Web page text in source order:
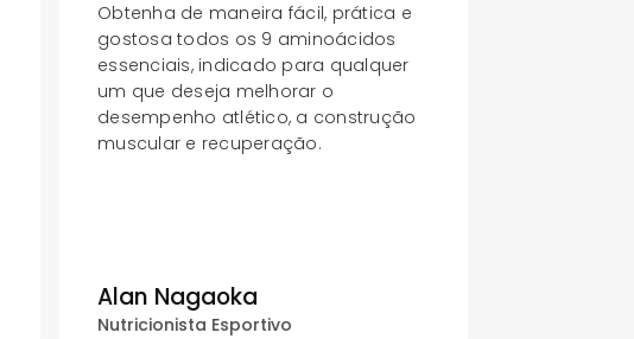
Nutricionista Esportivo
Alan Nagaoka
Obtenha de maneira fácil, prática e
gostosa todos os 9 aminoácidos
essenciais, indicado para qualquer
um que deseja melhorar o
desempenho atlético, a construção
muscular e recuperação.